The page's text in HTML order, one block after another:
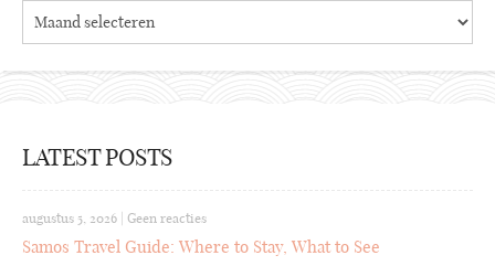
Archieven
LATEST POSTS
augustus 5, 2026 Geen reacties
Samos Travel Guide: Where to Stay, What to See